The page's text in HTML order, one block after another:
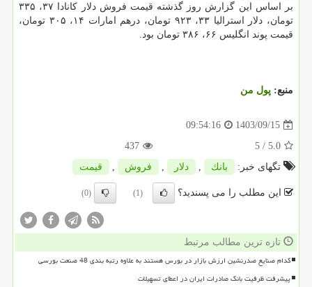
بر اساس این گزارش روز گذشته قیمت فروش دلار کانادا ۳۷، ۳۳۵
تومان، دلار استرالیا ۳۳، ۹۲۳ تومان، درهم امارات ۱۴، ۳۰۵ تومان،
قیمت پوند انگلیس ۶۶، ۳۸۶ تومان بود.
منبع: پول من
1403/09/15
09:54:16
5.0
/ 5
437
تگهای خبر:
بانك , دلار , فروش , قیمت
این مطلب را می پسندید؟ (1)
(0)
تازه ترین مطالب مرتبط
کدام صنایع صدرنشین ارزش بازار در بورس هستند به علاوه رتبه بندی 48 صنعت بورسی
پیشرفت ظرفیت بانک صادرات ایران در اعطای تسهیلات